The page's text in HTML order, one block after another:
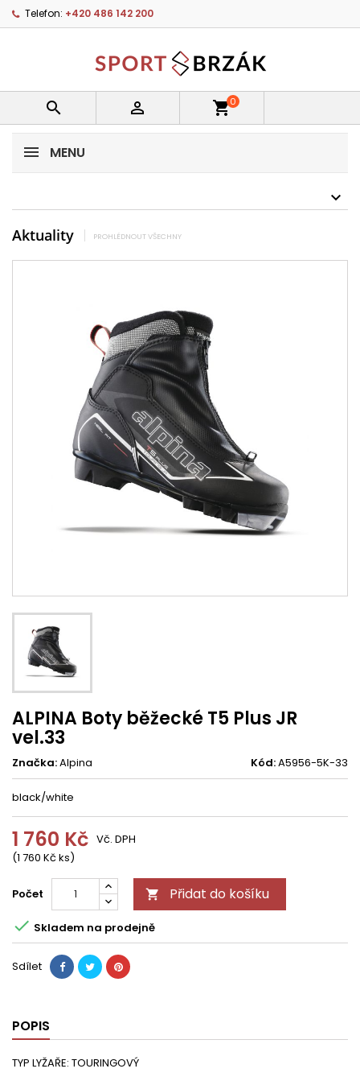
Telefon: +420 486 142 200
  shopping_cart0
MENU
Aktuality PROHLÉDNOUT VŠECHNY
ALPINA Boty běžecké T5 Plus JR
vel.33
Značka:Alpina Kód:A5956-5K-33
black/white
1 760 Kč
(1 760 Kč ks)
Vč. DPH
Počet  Přidat do košíku
 Skladem na prodejně
Sdílet
POPIS
TYP LYŽAŘE: TOURINGOVÝ